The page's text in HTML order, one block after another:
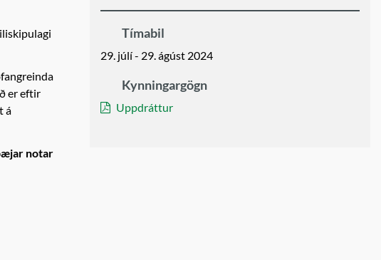
er eftir
á
notar
Tímabil
29. júlí - 29. ágúst 2024
Kynningargögn
Uppdráttur